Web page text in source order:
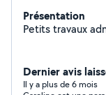
Présentation
Dernier avis
Il y a plus de 6 mois